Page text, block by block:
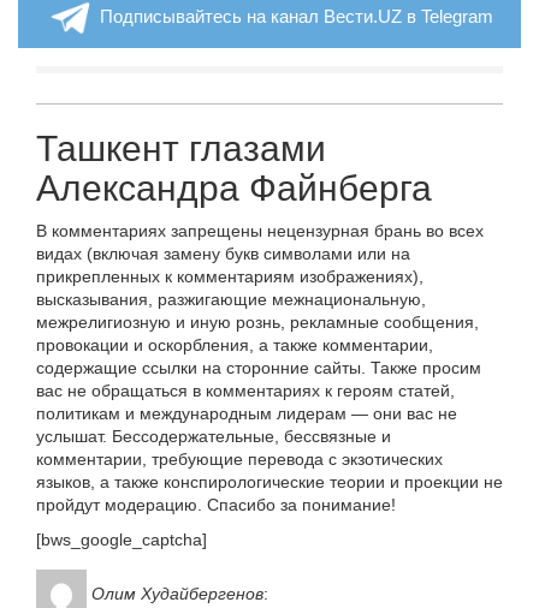
Подписывайтесь на канал Вести.UZ в Telegram
Ташкент глазами
Александра Файнберга
В комментариях запрещены нецензурная брань во всех
видах (включая замену букв символами или на
прикрепленных к комментариям изображениях),
высказывания, разжигающие межнациональную,
межрелигиозную и иную рознь, рекламные сообщения,
провокации и оскорбления, а также комментарии,
содержащие ссылки на сторонние сайты. Также просим
вас не обращаться в комментариях к героям статей,
политикам и международным лидерам — они вас не
услышат. Бессодержательные, бессвязные и
комментарии, требующие перевода с экзотических
языков, а также конспирологические теории и проекции не
пройдут модерацию. Спасибо за понимание!
[bws_google_captcha]
Олим Худайбергенов: